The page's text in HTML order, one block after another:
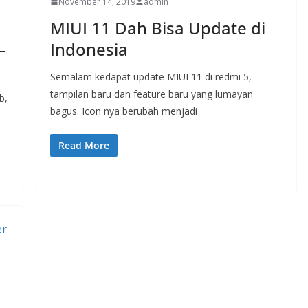
MIUI 11 Dah Bisa Update di
Indonesia
Semalam kedapat update MIUI 11 di redmi 5,
tampilan baru dan feature baru yang lumayan
bagus. Icon nya berubah menjadi
Read More